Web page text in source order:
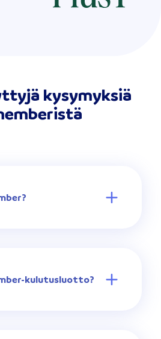
kysymyksiä
kulutusluotto?